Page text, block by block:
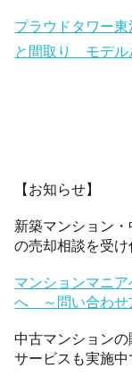
プラウドタワー
と間取り モデル
【お知らせ】
新築マンション
の売却相談を受け
マンションマニ
へ ～問い合わせ
中古マンション
サービスも実施中